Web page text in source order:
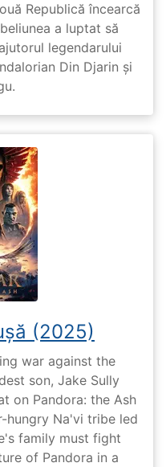
Republică încearcă
a luptat să
legendarului
Din Djarin și
(2025)
war against the
son, Jake Sully
on Pandora: the Ash
hungry Na'vi tribe led
family must fight
of Pandora in a